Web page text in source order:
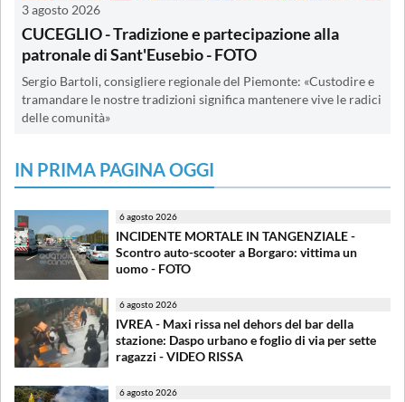
3 agosto 2026
CUCEGLIO - Tradizione e partecipazione alla
patronale di Sant'Eusebio - FOTO
Sergio Bartoli, consigliere regionale del Piemonte: «Custodire e
tramandare le nostre tradizioni significa mantenere vive le radici
delle comunità»
IN PRIMA PAGINA OGGI
6 agosto 2026
INCIDENTE MORTALE IN TANGENZIALE -
Scontro auto-scooter a Borgaro: vittima un
uomo - FOTO
6 agosto 2026
IVREA - Maxi rissa nel dehors del bar della
stazione: Daspo urbano e foglio di via per sette
ragazzi - VIDEO RISSA
6 agosto 2026